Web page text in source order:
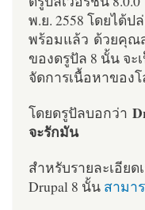
พ.ย. 2558 โดยได้
พร้อมแล้ว ด้วยคุณ
ของดรูปัล 8 นั้น จะ
จัดการเนื้อหาของ
โดยดรูปัลบอกว่า
จะรักมัน
สำหรับรายละเอีย
Drupal 8 นั้น สามา